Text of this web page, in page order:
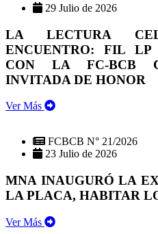
29 Julio de 2026
LA LECTURA
ENCUENTRO: FIL LP
CON LA FC-BCB
INVITADA DE HONOR
Ver Más
FCBCB N° 21/2026
23 Julio de 2026
MNA INAUGURÓ LA
LA PLACA, HABITAR
Ver Más